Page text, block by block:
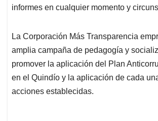
informes en cualquier momento y
La Corporación Más Transparencia
amplia campaña de pedagogía y
promover la aplicación del Plan
en el Quindío y la aplicación de cada
acciones establecidas.